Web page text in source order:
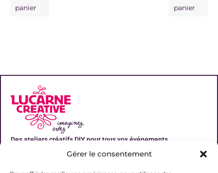
Gérer le consentement
panier
panier
Des ateliers créatifs DIY pour tous vos événements